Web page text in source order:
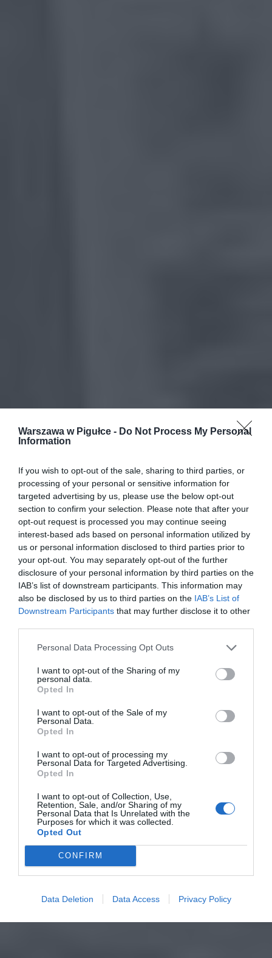
Warszawa w Pigułce - Do Not Process My Personal
Information
If you wish to opt-out of the sale, sharing to third parties, or
processing of your personal or sensitive information for
targeted advertising by us, please use the below opt-out
section to confirm your selection. Please note that after your
opt-out request is processed you may continue seeing
interest-based ads based on personal information utilized by
us or personal information disclosed to third parties prior to
your opt-out. You may separately opt-out of the further
disclosure of your personal information by third parties on the
IAB’s list of downstream participants. This information may
also be disclosed by us to third parties on the IAB’s List of
Downstream Participants that may further disclose it to other
Personal Data Processing Opt Outs
I want to opt-out of the Sharing of my
personal data.
Opted In
I want to opt-out of the Sale of my
Personal Data.
Opted In
I want to opt-out of processing my
Personal Data for Targeted Advertising.
Opted In
I want to opt-out of Collection, Use,
Retention, Sale, and/or Sharing of my
Personal Data that Is Unrelated with the
Purposes for which it was collected.
Opted Out
CONFIRM
Data Deletion Data Access Privacy Policy